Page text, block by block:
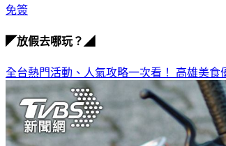
免簽
◤放假去哪玩？◢
全台熱門活動、人氣攻略一次看！ 高雄美食